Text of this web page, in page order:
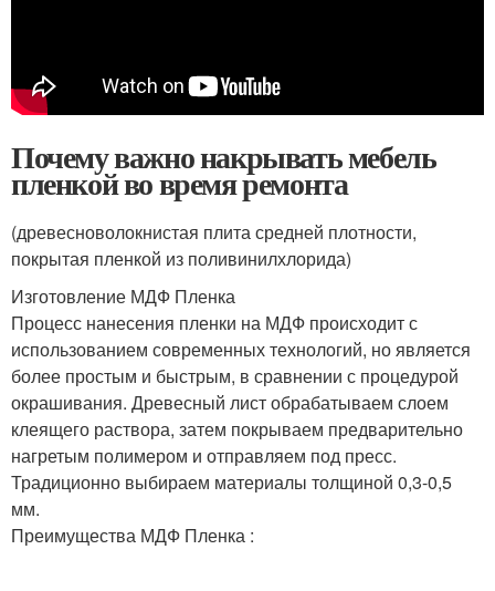
Почему важно накрывать мебель
пленкой во время ремонта
(древесноволокнистая плита средней плотности,
покрытая пленкой из поливинилхлорида)
Изготовление МДФ Пленка
Процесс нанесения пленки на МДФ происходит с
использованием современных технологий, но является
более простым и быстрым, в сравнении с процедурой
окрашивания. Древесный лист обрабатываем слоем
клеящего раствора, затем покрываем предварительно
нагретым полимером и отправляем под пресс.
Традиционно выбираем материалы толщиной 0,3-0,5
мм.
Преимущества МДФ Пленка :